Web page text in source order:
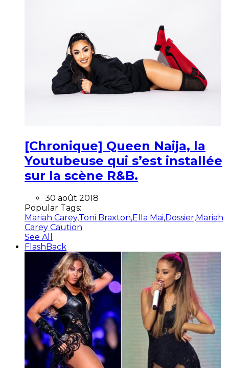
[Chronique] Queen Naija, la
Youtubeuse qui s’est installée
sur la scène R&B.
30 août 2018
Popular Tags:
Mariah Carey,Toni Braxton,Ella Mai,Dossier,Mariah
Carey Caution
See All
FlashBack